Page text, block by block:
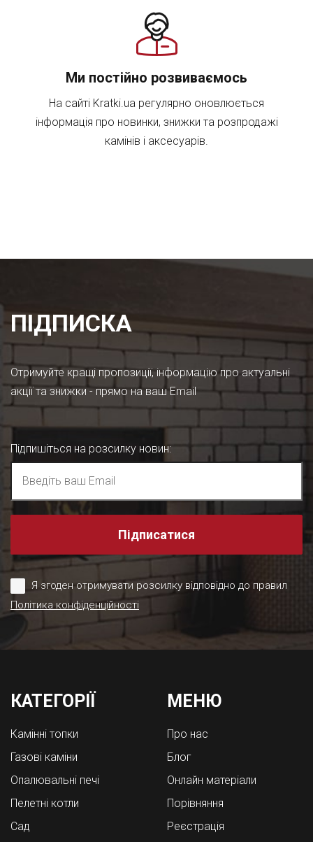
Ми постійно розвиваємось
На сайті Kratki.ua регулярно оновлюється
інформація про новинки, знижки та розпродажі
камінів і аксесуарів.
ПІДПИСКА
Отримуйте кращі пропозиції, інформацію про актуальні
акції та знижки - прямо на ваш Email
Підпишіться на розсилку новин:
Підписатися
Я згоден отримувати розсилку відповідно до правил
Політика конфіденційності
КАТЕГОРІЇ
Камінні топки
Газові каміни
Опалювальні печі
Пелетні котли
Cад
МЕНЮ
Про нас
Блог
Онлайн матеріали
Порівняння
Реєстрація